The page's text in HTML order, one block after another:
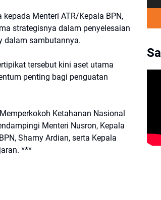
Menteri ATR/Kepala BPN,
strategisnya dalam penyelesaian
dalam sambutannya.
tersebut kini aset utama
penting bagi penguatan
Ketahanan Nasional
Menteri Nusron, Kepala
Shamy Ardian, serta Kepala
***